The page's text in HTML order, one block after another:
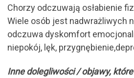
Chorzy odczuwają osłabienie
Wiele osób jest nadwrażliwych
odczuwa dyskomfort
niepokój, lęk,
Inne dolegliwości / objawy,